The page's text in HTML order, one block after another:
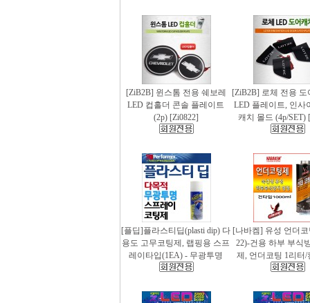
[ZiB2B] 윈스톰 전용 쉐보레
LED 컵홀더 콘솔 플레이트
(2p) [Zi0822]
[ZiB2B] 로체 전용 도
LED 플레이트, 인사
캐치 몰드 (4p/SET)
[플딥]플라스티딥(plasti dip) 다
용도 고무코팅제, 랩핑용 스프
레이타입(1EA) - 무광투명
[나바켐] 유성 언더
22)-건용 하부 부식
제, 언더코팅 1리터/